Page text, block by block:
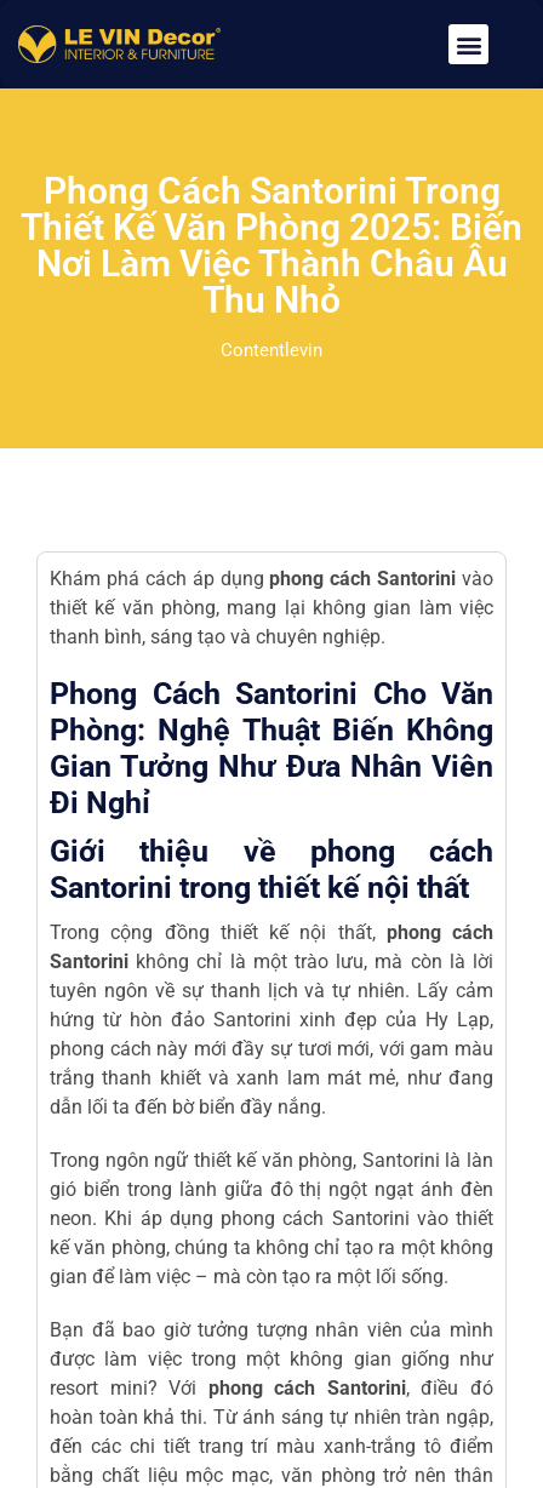
Phong Cách Santorini Trong
Thiết Kế Văn Phòng 2025: Biến
Nơi Làm Việc Thành Châu Âu
Thu Nhỏ
Contentlevin
Khám phá cách áp dụng phong cách Santorini vào
thiết kế văn phòng, mang lại không gian làm việc
thanh bình, sáng tạo và chuyên nghiệp.
Phong Cách Santorini Cho Văn
Phòng: Nghệ Thuật Biến Không
Gian Tưởng Như Đưa Nhân Viên
Đi Nghỉ
Giới thiệu về phong cách
Santorini trong thiết kế nội thất
Trong cộng đồng thiết kế nội thất, phong cách
Santorini không chỉ là một trào lưu, mà còn là lời
tuyên ngôn về sự thanh lịch và tự nhiên. Lấy cảm
hứng từ hòn đảo Santorini xinh đẹp của Hy Lạp,
phong cách này mới đầy sự tươi mới, với gam màu
trắng thanh khiết và xanh lam mát mẻ, như đang
dẫn lối ta đến bờ biển đầy nắng.
Trong ngôn ngữ thiết kế văn phòng, Santorini là làn
gió biển trong lành giữa đô thị ngột ngạt ánh đèn
neon. Khi áp dụng phong cách Santorini vào thiết
kế văn phòng, chúng ta không chỉ tạo ra một không
gian để làm việc – mà còn tạo ra một lối sống.
Bạn đã bao giờ tưởng tượng nhân viên của mình
được làm việc trong một không gian giống như
resort mini? Với phong cách Santorini, điều đó
hoàn toàn khả thi. Từ ánh sáng tự nhiên tràn ngập,
đến các chi tiết trang trí màu xanh-trắng tô điểm
bằng chất liệu mộc mạc, văn phòng trở nên thân